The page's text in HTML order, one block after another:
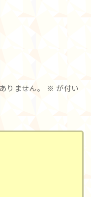
りません。 ※ が付い